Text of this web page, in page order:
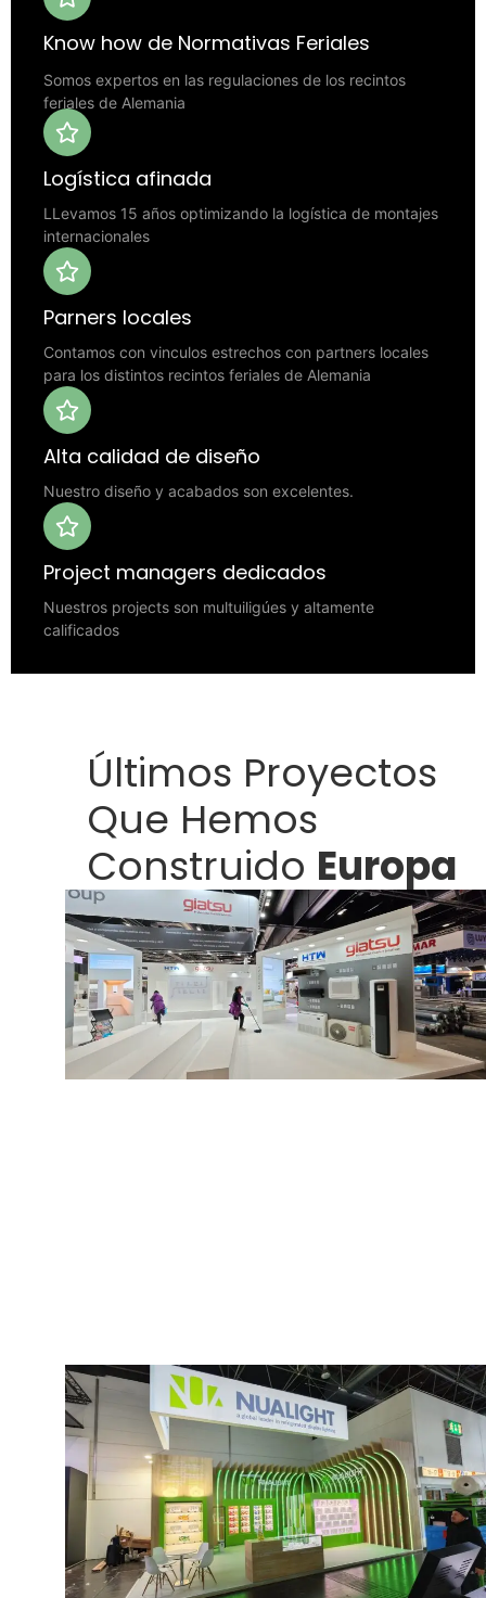
Know how de Normativas Feriales
Somos expertos en las regulaciones de los recintos
feriales de Alemania
Logística afinada
LLevamos 15 años optimizando la logística de montajes
internacionales
Parners locales
Contamos con vinculos estrechos con partners locales
para los distintos recintos feriales de Alemania
Alta calidad de diseño
Nuestro diseño y acabados son excelentes.
Project managers dedicados
Nuestros projects son multuiligúes y altamente
calificados
Últimos Proyectos
Que Hemos
Construido Europa